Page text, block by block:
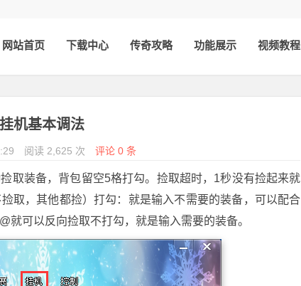
网站首页 下载中心 传奇攻略 功能展示 视频教程
挂机基本调法
阅读 2,625 次 评论 0 条
取装备，背包留空5格打勾。捡取超时，1秒没有捡起来就
取，其他都捡）打勾：就是输入不需要的装备，可以配合
就可以反向捡取不打勾，就是输入需要的装备。